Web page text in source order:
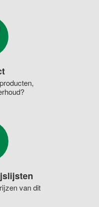
van dit